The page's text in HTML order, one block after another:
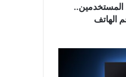
المستخدمين..
الهاتف